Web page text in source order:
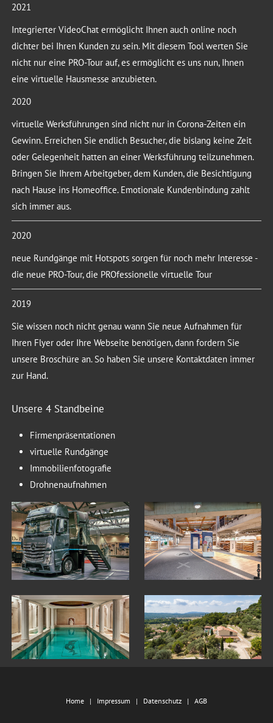
2021
Integrierter VideoChat ermöglicht Ihnen auch online noch
dichter bei Ihren Kunden zu sein. Mit diesem Tool werten Sie
nicht nur eine PRO-Tour auf, es ermöglicht es uns nun, Ihnen
eine virtuelle Hausmesse anzubieten.
2020
virtuelle Werksführungen sind nicht nur in Corona-Zeiten ein
Gewinn. Erreichen Sie endlich Besucher, die bislang keine Zeit
oder Gelegenheit hatten an einer Werksführung teilzunehmen.
Bringen Sie Ihrem Arbeitgeber, dem Kunden, die Besichtigung
nach Hause ins Homeoffice. Emotionale Kundenbindung zahlt
sich immer aus.
2020
neue Rundgänge mit Hotspots sorgen für noch mehr Interesse -
die neue PRO-Tour, die PROfessionelle virtuelle Tour
2019
Sie wissen noch nicht genau wann Sie neue Aufnahmen für
Ihren Flyer oder Ihre Webseite benötigen, dann fordern Sie
unsere Broschüre an. So haben Sie unsere Kontaktdaten immer
zur Hand.
Unsere 4 Standbeine
Firmenpräsentationen
virtuelle Rundgänge
Immobilienfotografie
Drohnenaufnahmen
Home Impressum Datenschutz AGB